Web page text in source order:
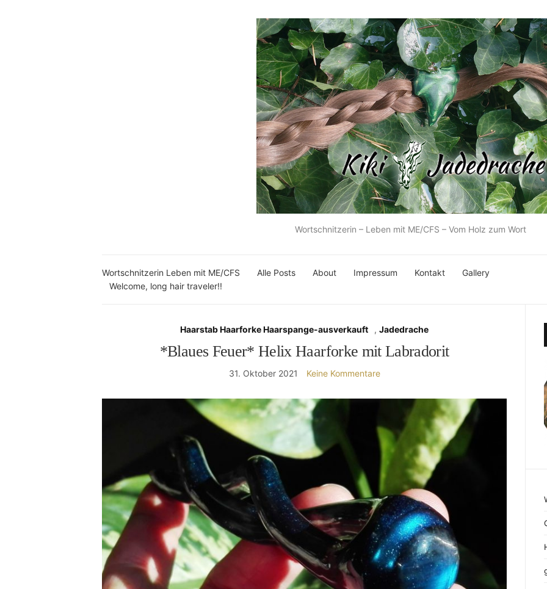
Wortschnitzerin – Leben mit ME/CFS – Vom Holz zum Wort
Wortschnitzerin Leben mit ME/CFS Alle Posts About Impressum Kontakt
Gallery
Welcome, long hair traveler!!
Haarstab Haarforke Haarspange-ausverkauft ,Jadedrache
*Blaues Feuer* Helix Haarforke mit Labradorit
31. Oktober 2021 Keine Kommentare